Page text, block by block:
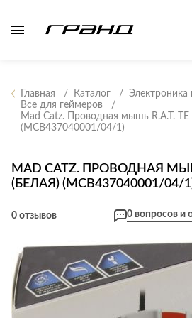
Все столы и
столики
Журнальные
столы
Кофейные
Письменные
столы
Мягкая
Диваны
Кресла и
банкетки
Сад и дача
Аксессуары
сада
Главная Каталог
Электроника
Все для геймеров
Mad Catz. Проводная мышь R.A.T. TE
(MCB437040001/04/1)
MAD CATZ. ПРОВОДНАЯ
(БЕЛАЯ) (MCB437040001/04/
0 отзывов 0 вопросов и